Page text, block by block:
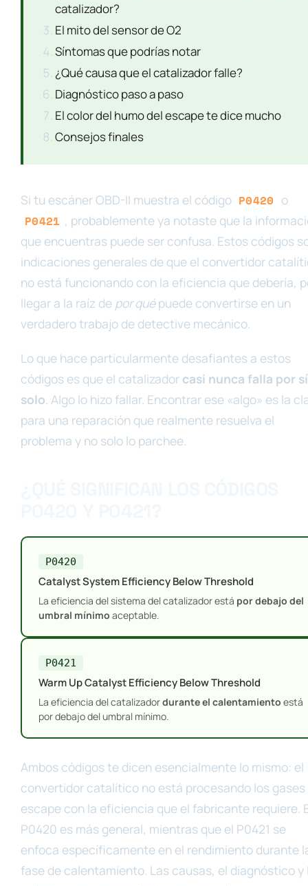
catalizador?
El mito del sensor de O2
Síntomas que podrías notar
¿Qué causa que el catalizador falle?
Diagnóstico paso a paso
El color del humo del escape te dice mucho
Consejos finales
Si tu escáner OBD-II muestra el código P0420 o
P0421 , probablemente ya notaste que la
que encuentras puede ser confusa. Estos códigos
indicaciones generales de que el convertidor
no está funcionando con la eficiencia que debería,
llegar a la raíz de por quépuede convertirse en un
verdadero trabajo de detective mecánico.
Lo que hace particularmente desafiantes a estos
códigos es que el catalizador casi nunca falla por sí
solo. Algo lo hizo fallar. Encontrar ese «algo» es la
para una reparación que realmente resuelva el
problema y no solo lo parchee.
P0420
Catalyst System Efficiency Below Threshold
La eficiencia del sistema del catalizador está por debajo del
umbral mínimo aceptable.
P0421
Warm Up Catalyst Efficiency Below Threshold
La eficiencia del catalizadordurante el calentamiento está
por debajo del umbral mínimo.
Ambos códigos te dicen esencialmente lo mismo: el
convertidor catalítico no está procesando los gases
escape con la eficiencia que el fabricante requiere.
P0420 es más general, mientras que el P0421 se
enfoca específicamente en el rendimiento durante
fase de calentamiento. Las causas, el diagnóstico y